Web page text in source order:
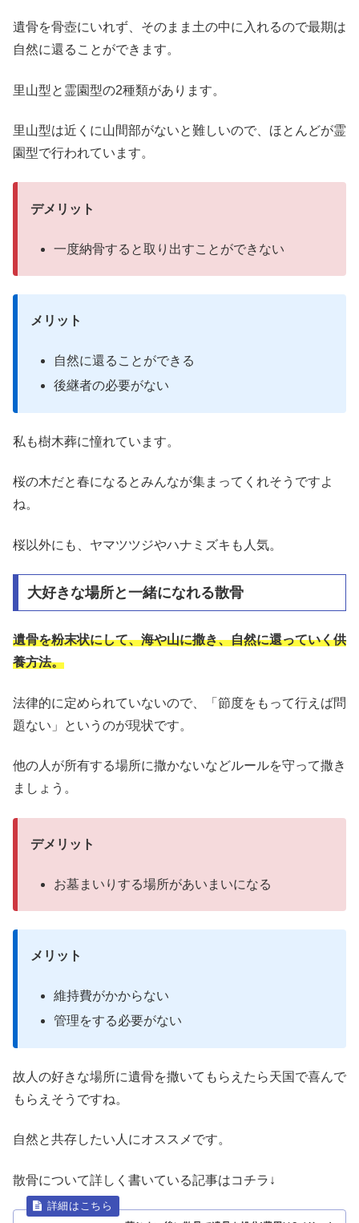
遺骨を骨壺にいれず、そのまま土の中に入れるので最期は
自然に還ることができます。
里山型と霊園型の2種類があります。
里山型は近くに山間部がないと難しいので、ほとんどが霊
園型で行われています。
デメリット
一度納骨すると取り出すことができない
メリット
自然に還ることができる
後継者の必要がない
私も樹木葬に憧れています。
桜の木だと春になるとみんなが集まってくれそうですよ
ね。
桜以外にも、ヤマツツジやハナミズキも人気。
大好きな場所と一緒になれる散骨
遺骨を粉末状にして、海や山に撒き、自然に還っていく供
養方法。
法律的に定められていないので、「節度をもって行えば問
題ない」というのが現状です。
他の人が所有する場所に撒かないなどルールを守って撒き
ましょう。
デメリット
お墓まいりする場所があいまいになる
メリット
維持費がかからない
管理をする必要がない
故人の好きな場所に遺骨を撒いてもらえたら天国で喜んで
もらえそうですね。
自然と共存したい人にオススメです。
散骨について詳しく書いている記事はコチラ↓